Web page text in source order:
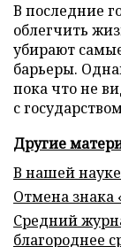
В последние
облегчить
убирают
барьеры.
пока что не
с
Другие
В нашей
Отмена знака
Средний
благороднее